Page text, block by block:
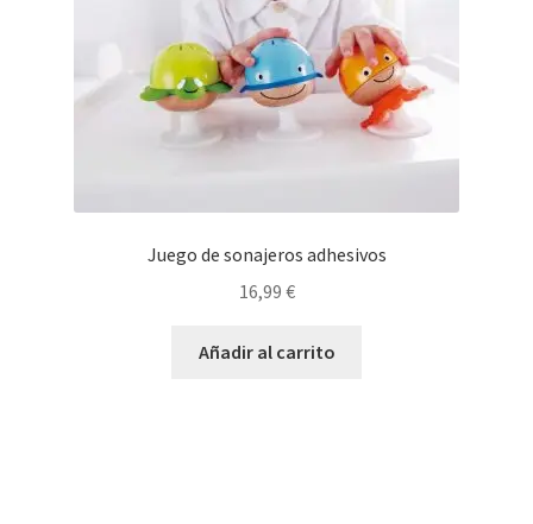
Juego de sonajeros adhesivos
16,99 €
Añadir al carrito